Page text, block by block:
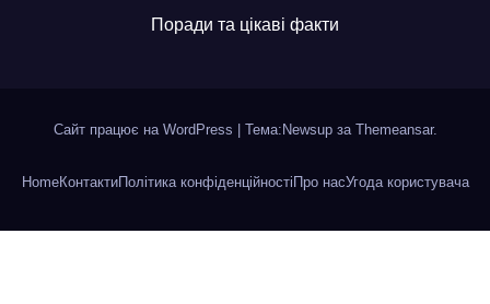
Поради та цікаві факти
Сайт працює на WordPress | Тема:Newsup за Themeansar.
HomeКонтактиПолітика конфіденційності Про насУгода користувача